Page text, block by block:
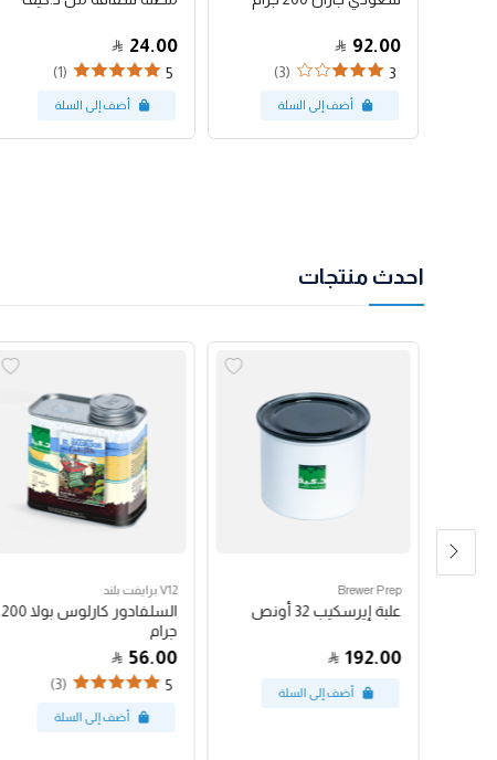
92.00
3
(3)
24.00
5
(1)
احدث منتجات
Brewer Prep
علبة إيرسكيب 32 أونص
192.00
V12 برايفت بلند
السلفادور كارلوس بولا 200
جرام
56.00
5
(3)